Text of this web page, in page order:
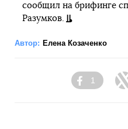
сообщил на брифинге
Разумков.
Автор: Елена Козаченко
Facebook
1